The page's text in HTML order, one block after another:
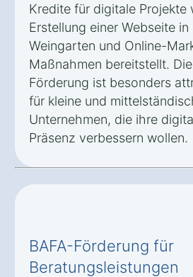
Kredite für digitale Projekte
Erstellung einer Webseite in
Weingarten und Online-
Maßnahmen bereitstellt.
Förderung ist besonders
für kleine und
Unternehmen, die ihre
Präsenz verbessern wollen.
BAFA-Förderung für
Beratungsleistungen